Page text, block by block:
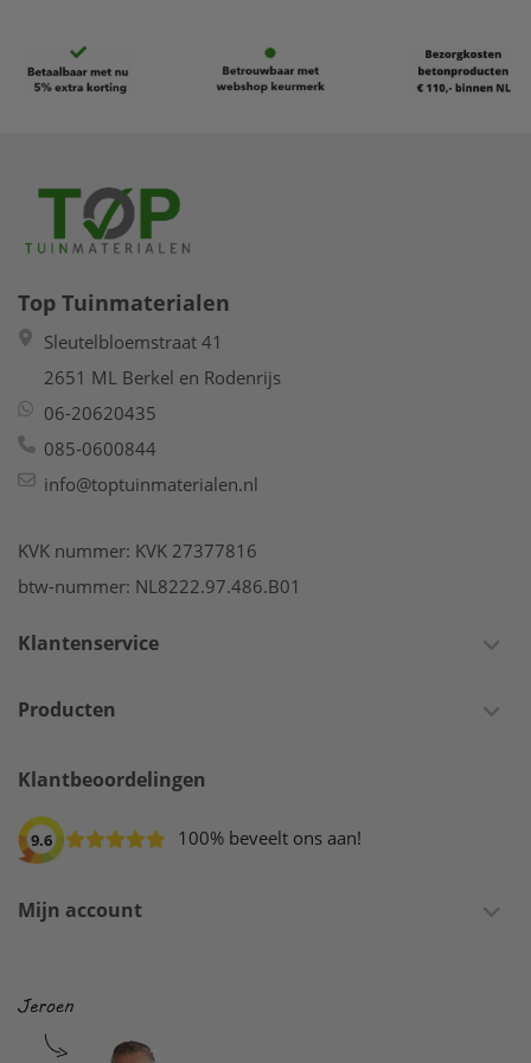
Top Tuinmaterialen
Sleutelbloemstraat 41
2651 ML Berkel en Rodenrijs
06-20620435
085-0600844
info@toptuinmaterialen.nl
KVK nummer: KVK 27377816
btw-nummer: NL8222.97.486.B01
Klantenservice
Producten
Klantbeoordelingen
9.6 100% beveelt ons aan!
Mijn account